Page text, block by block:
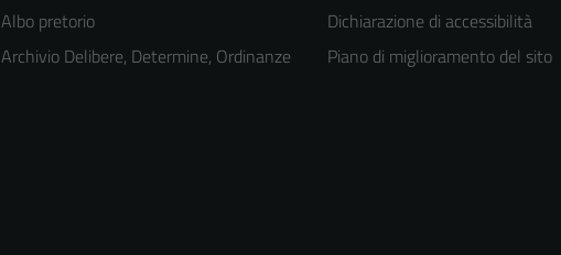
Albo pretorio
Archivio Delibere, Determine, Ordinanze
Dichiarazione di accessibilità
Piano di miglioramento del sito